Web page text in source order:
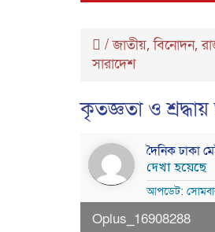
/জাতীয়,বিনোদন,
সারাদেশ
কৃতজ্ঞতা ও
দৈনিক ঢাকা
দেখা হয়েছে
আপডেট:
Oplus_16908288